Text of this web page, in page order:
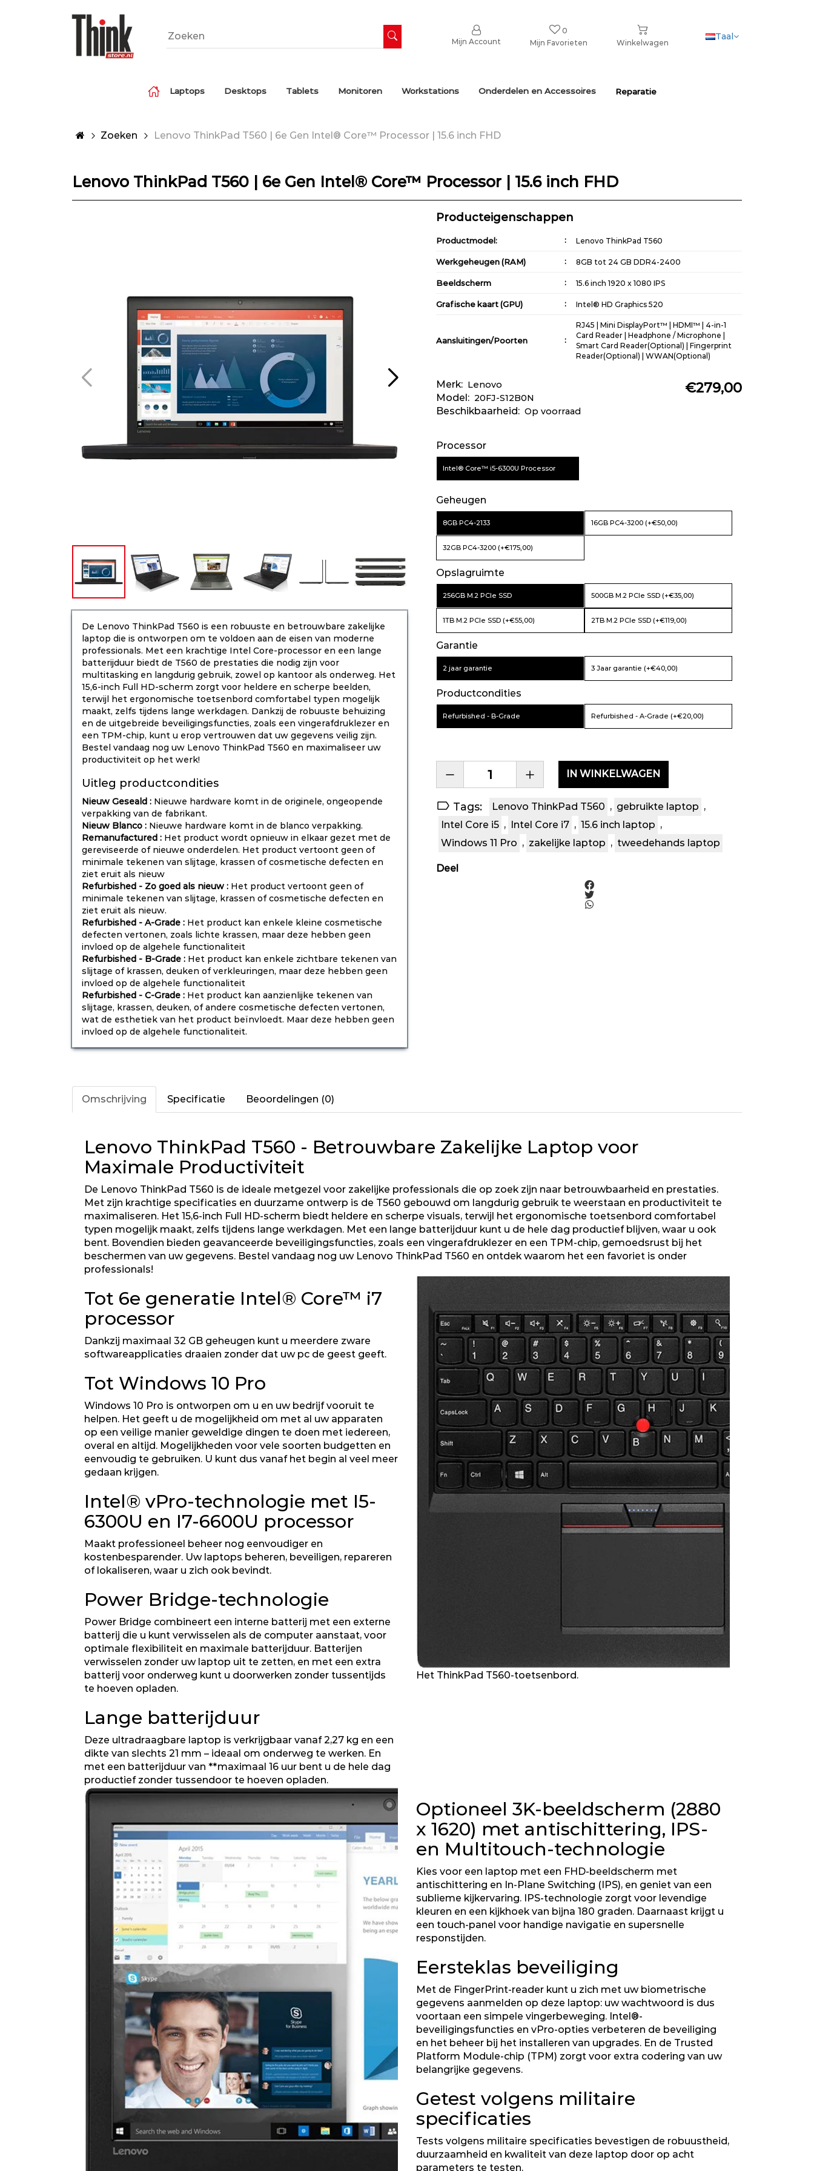
Mijn Account
0
Mijn Favorieten
Winkelwagen
Taal
Laptops Desktops Tablets Monitoren Workstations Onderdelen en Accessoires Reparatie
Zoeken Lenovo ThinkPad T560 | 6e Gen Intel® Core™ Processor | 15.6 inch FHD
Lenovo ThinkPad T560 | 6e Gen Intel® Core™ Processor | 15.6 inch FHD
De Lenovo ThinkPad T560 is een robuuste en betrouwbare zakelijke
laptop die is ontworpen om te voldoen aan de eisen van moderne
professionals. Met een krachtige Intel Core-processor en een lange
batterijduur biedt de T560 de prestaties die nodig zijn voor
multitasking en langdurig gebruik, zowel op kantoor als onderweg. Het
15,6-inch Full HD-scherm zorgt voor heldere en scherpe beelden,
terwijl het ergonomische toetsenbord comfortabel typen mogelijk
maakt, zelfs tijdens lange werkdagen. Dankzij de robuuste behuizing
en de uitgebreide beveiligingsfuncties, zoals een vingerafdruklezer en
een TPM-chip, kunt u erop vertrouwen dat uw gegevens veilig zijn.
Bestel vandaag nog uw Lenovo ThinkPad T560 en maximaliseer uw
productiviteit op het werk!
Uitleg productcondities
Nieuw Geseald : Nieuwe hardware komt in de originele, ongeopende
verpakking van de fabrikant.
Nieuw Blanco : Nieuwe hardware komt in de blanco verpakking.
Remanufactured : Het product wordt opnieuw in elkaar gezet met de
gereviseerde of nieuwe onderdelen. Het product vertoont geen of
minimale tekenen van slijtage, krassen of cosmetische defecten en
ziet eruit als nieuw
Refurbished - Zo goed als nieuw : Het product vertoont geen of
minimale tekenen van slijtage, krassen of cosmetische defecten en
ziet eruit als nieuw.
Refurbished - A-Grade : Het product kan enkele kleine cosmetische
defecten vertonen, zoals lichte krassen, maar deze hebben geen
invloed op de algehele functionaliteit
Refurbished - B-Grade : Het product kan enkele zichtbare tekenen van
slijtage of krassen, deuken of verkleuringen, maar deze hebben geen
invloed op de algehele functionaliteit
Refurbished - C-Grade : Het product kan aanzienlijke tekenen van
slijtage, krassen, deuken, of andere cosmetische defecten vertonen,
wat de esthetiek van het product beïnvloedt. Maar deze hebben geen
invloed op de algehele functionaliteit.
Producteigenschappen
Productmodel: Lenovo ThinkPad T560
Werkgeheugen (RAM) 8GB tot 24 GB DDR4-2400
Beeldscherm 15.6 inch 1920 x 1080 IPS
Grafische kaart (GPU) Intel® HD Graphics 520
Aansluitingen/Poorten
RJ45 | Mini DisplayPort™ | HDMI™ | 4-in-1
Card Reader | Headphone / Microphone |
Smart Card Reader(Optional) | Fingerprint
Reader(Optional) | WWAN(Optional)
Connectiviteit
Version 4.1 | Sierra Wireless EM7455
Batterij
Merk: Lenovo
Model: 20FJ-S12B0N
Beschikbaarheid: Op voorraad
€279,00
Processor
Intel® Core™ i5-6300U Processor
Geheugen
8GB PC4-2133 16GB PC4-3200 (+€50,00)
32GB PC4-3200 (+€175,00)
Opslagruimte
256GB M.2 PCIe SSD 500GB M.2 PCIe SSD (+€35,00)
1TB M.2 PCIe SSD (+€55,00) 2TB M.2 PCIe SSD (+€119,00)
Garantie
2 jaar garantie 3 Jaar garantie (+€40,00)
Productcondities
Refurbished - B-Grade Refurbished - A-Grade (+€20,00)
IN WINKELWAGEN
Tags: Lenovo ThinkPad T560 , gebruikte laptop ,
Intel Core i5 , Intel Core i7 , 15.6 inch laptop ,
Windows 11 Pro , zakelijke laptop , tweedehands laptop
Deel
Omschrijving Specificatie Beoordelingen (0)
Lenovo ThinkPad T560 - Betrouwbare Zakelijke Laptop voor
Maximale Productiviteit
De Lenovo ThinkPad T560 is de ideale metgezel voor zakelijke professionals die op zoek zijn naar betrouwbaarheid en prestaties.
Met zijn krachtige specificaties en duurzame ontwerp is de T560 gebouwd om langdurig gebruik te weerstaan en productiviteit te
maximaliseren. Het 15,6-inch Full HD-scherm biedt heldere en scherpe visuals, terwijl het ergonomische toetsenbord comfortabel
typen mogelijk maakt, zelfs tijdens lange werkdagen. Met een lange batterijduur kunt u de hele dag productief blijven, waar u ook
bent. Bovendien bieden geavanceerde beveiligingsfuncties, zoals een vingerafdruklezer en een TPM-chip, gemoedsrust bij het
beschermen van uw gegevens. Bestel vandaag nog uw Lenovo ThinkPad T560 en ontdek waarom het een favoriet is onder
professionals!
Tot 6e generatie Intel® Core™ i7
processor
Dankzij maximaal 32 GB geheugen kunt u meerdere zware
softwareapplicaties draaien zonder dat uw pc de geest geeft.
Tot Windows 10 Pro
Windows 10 Pro is ontworpen om u en uw bedrijf vooruit te
helpen. Het geeft u de mogelijkheid om met al uw apparaten
op een veilige manier geweldige dingen te doen met iedereen,
overal en altijd. Mogelijkheden voor vele soorten budgetten en
eenvoudig te gebruiken. U kunt dus vanaf het begin al veel meer
gedaan krijgen.
Intel® vPro-technologie met I5-
6300U en I7-6600U processor
Maakt professioneel beheer nog eenvoudiger en
kostenbesparender. Uw laptops beheren, beveiligen, repareren
of lokaliseren, waar u zich ook bevindt.
Power Bridge-technologie
Power Bridge combineert een interne batterij met een externe
batterij die u kunt verwisselen als de computer aanstaat, voor
optimale flexibiliteit en maximale batterijduur. Batterijen
verwisselen zonder uw laptop uit te zetten, en met een extra
batterij voor onderweg kunt u doorwerken zonder tussentijds
te hoeven opladen.
Lange batterijduur
Deze ultradraagbare laptop is verkrijgbaar vanaf 2,27 kg en een
dikte van slechts 21 mm – ideaal om onderweg te werken. En
met een batterijduur van **maximaal 16 uur bent u de hele dag
productief zonder tussendoor te hoeven opladen.
Het ThinkPad T560-toetsenbord.
Optioneel 3K-beeldscherm (2880
x 1620) met antischittering, IPS-
en Multitouch-technologie
Kies voor een laptop met een FHD-beeldscherm met
antischittering en In-Plane Switching (IPS), en geniet van een
sublieme kijkervaring. IPS-technologie zorgt voor levendige
kleuren en een kijkhoek van bijna 180 graden. Daarnaast krijgt u
een touch-panel voor handige navigatie en supersnelle
responstijden.
Eersteklas beveiliging
Met de FingerPrint-reader kunt u zich met uw biometrische
gegevens aanmelden op deze laptop: uw wachtwoord is dus
voortaan een simpele vingerbeweging. Intel®-
beveiligingsfuncties en vPro-opties verbeteren de beveiliging
en het beheer bij het installeren van upgrades. En de Trusted
Platform Module-chip (TPM) zorgt voor extra codering van uw
belangrijke gegevens.
Getest volgens militaire
specificaties
Tests volgens militaire specificaties bevestigen de robuustheid,
duurzaamheid en kwaliteit van deze laptop door op acht
parameters te testen.